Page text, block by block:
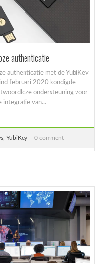
authenticatie
authenticatie met de YubiKey
februari 2020 kondigde
ondersteuning voor
integratie van...
YubiKey 0 comment